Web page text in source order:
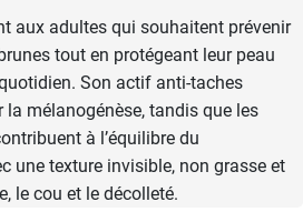
rapidement sur la peau et
non gras ni collant. Qui
monoï laisse sur la peau
et addictive.
aux adultes qui souhaitent prévenir
tout en protégeant leur peau
Son actif anti-taches
mélanogénèse, tandis que les
à l’équilibre du
une texture invisible, non grasse et
le cou et le décolleté.